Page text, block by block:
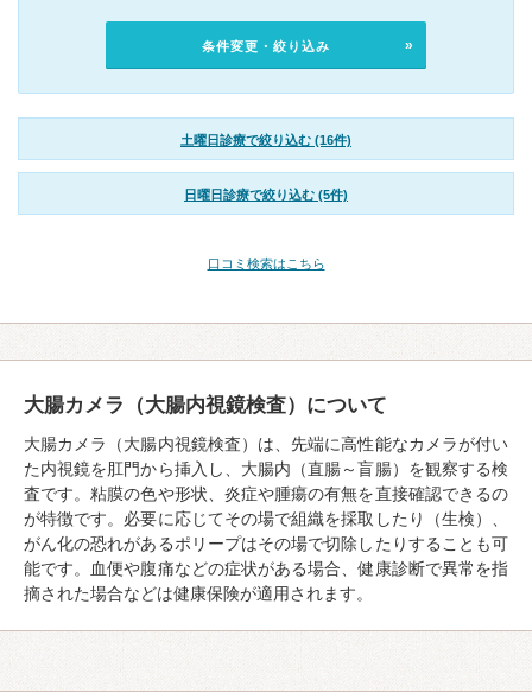
条件変更・絞り込み
土曜日診療で絞り込む (16件)
日曜日診療で絞り込む (5件)
口コミ検索はこちら
大腸カメラ（大腸内視鏡検査）について
大腸カメラ（大腸内視鏡検査）は、先端に高性能なカメラが付い
た内視鏡を肛門から挿入し、大腸内（直腸～盲腸）を観察する検
査です。粘膜の色や形状、炎症や腫瘍の有無を直接確認できるの
が特徴です。必要に応じてその場で組織を採取したり（生検）、
がん化の恐れがあるポリープはその場で切除したりすることも可
能です。血便や腹痛などの症状がある場合、健康診断で異常を指
摘された場合などは健康保険が適用されます。